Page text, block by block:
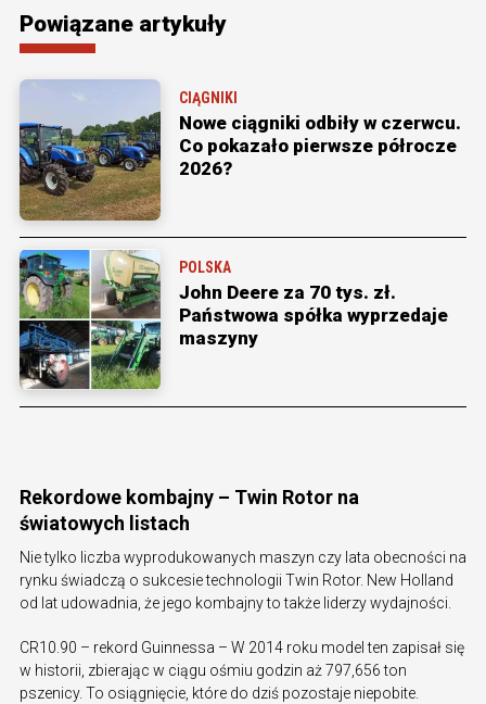
Powiązane artykuły
CIĄGNIKI
Nowe ciągniki odbiły w czerwcu.
Co pokazało pierwsze półrocze
2026?
POLSKA
John Deere za 70 tys. zł.
Państwowa spółka wyprzedaje
maszyny
Rekordowe kombajny – Twin Rotor na
światowych listach
Nie tylko liczba wyprodukowanych maszyn czy lata obecności na
rynku świadczą o sukcesie technologii Twin Rotor. New Holland
od lat udowadnia, że jego kombajny to także liderzy wydajności.
CR10.90 – rekord Guinnessa – W 2014 roku model ten zapisał się
w historii, zbierając w ciągu ośmiu godzin aż 797,656 ton
pszenicy. To osiągnięcie, które do dziś pozostaje niepobite.